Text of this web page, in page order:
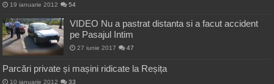
19 ianuarie 2012 54
VIDEO Nu a pastrat distanta si a facut accident
pe Pasajul Intim
27 iunie 2017 47
Parcări private și mașini ridicate la Reșița
10 ianuarie 2012 33